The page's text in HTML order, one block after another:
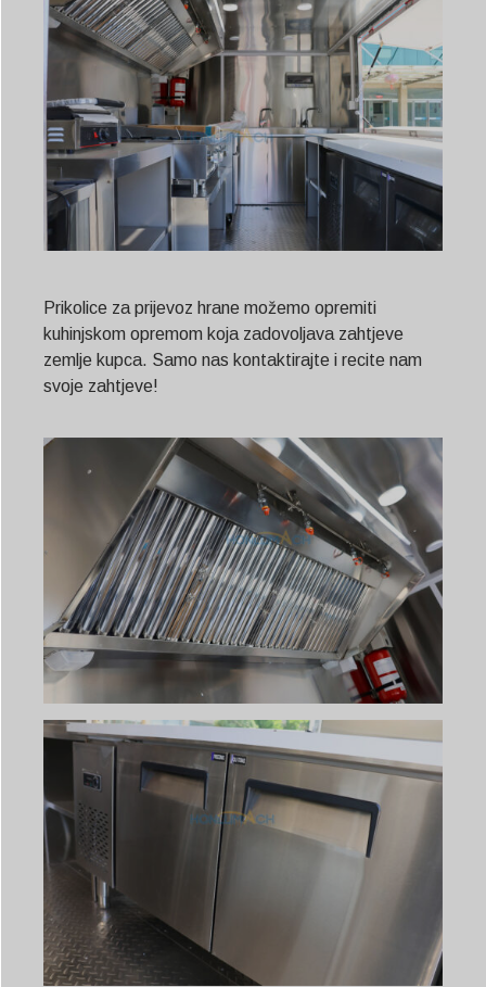
Prikolice za prijevoz hrane možemo opremiti
kuhinjskom opremom koja zadovoljava zahtjeve
zemlje kupca. Samo nas kontaktirajte i recite nam
svoje zahtjeve!